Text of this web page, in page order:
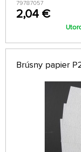
79787057
2,04 €
Brúsny papier